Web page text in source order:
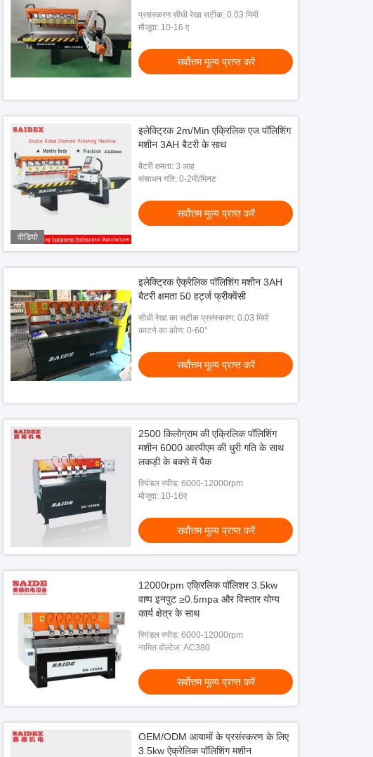
प्रसंस्करण सीधी रेखा सटीक: 0.03 मिमी
मौजूदा: 10-16 ए
सर्वोत्तम मूल्य प्राप्त करें
वीडियो
इलेक्ट्रिक 2m/Min एक्रिलिक एज पॉलिशिंग
मशीन 3AH बैटरी के साथ
बैटरी क्षमता: 3 आह
संसाधन गति: 0-2मी/मिनट
सर्वोत्तम मूल्य प्राप्त करें
इलेक्ट्रिक ऐक्रेलिक पॉलिशिंग मशीन 3AH
बैटरी क्षमता 50 हर्ट्ज फ्रीक्वेंसी
सीधी रेखा का सटीक प्रसंस्करण: 0.03 मिमी
काटने का कोण: 0-60°
सर्वोत्तम मूल्य प्राप्त करें
2500 किलोग्राम की एक्रिलिक पॉलिशिंग
मशीन 6000 आरपीएम की धुरी गति के साथ
लकड़ी के बक्से में पैक
स्पिंडल स्पीड: 6000-12000rpm
मौजूदा: 10-16ए
सर्वोत्तम मूल्य प्राप्त करें
12000rpm एक्रिलिक पॉलिशर 3.5kw
वाष्प इनपुट ≥0.5mpa और विस्तार योग्य
कार्य क्षेत्र के साथ
स्पिंडल स्पीड: 6000-12000rpm
नामित वोल्टेज: AC380
सर्वोत्तम मूल्य प्राप्त करें
OEM/ODM आयामों के प्रसंस्करण के लिए
3.5kw ऐक्रेलिक पॉलिशिंग मशीन